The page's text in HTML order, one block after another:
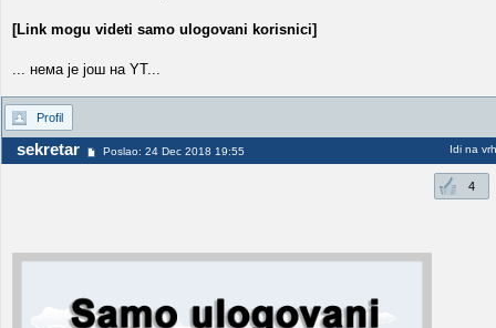
[Link mogu videti samo ulogovani korisnici]
... нема је још на YT...
Profil
sekretar Poslao: 24 Dec 2018 19:55 Idi na vrh
4